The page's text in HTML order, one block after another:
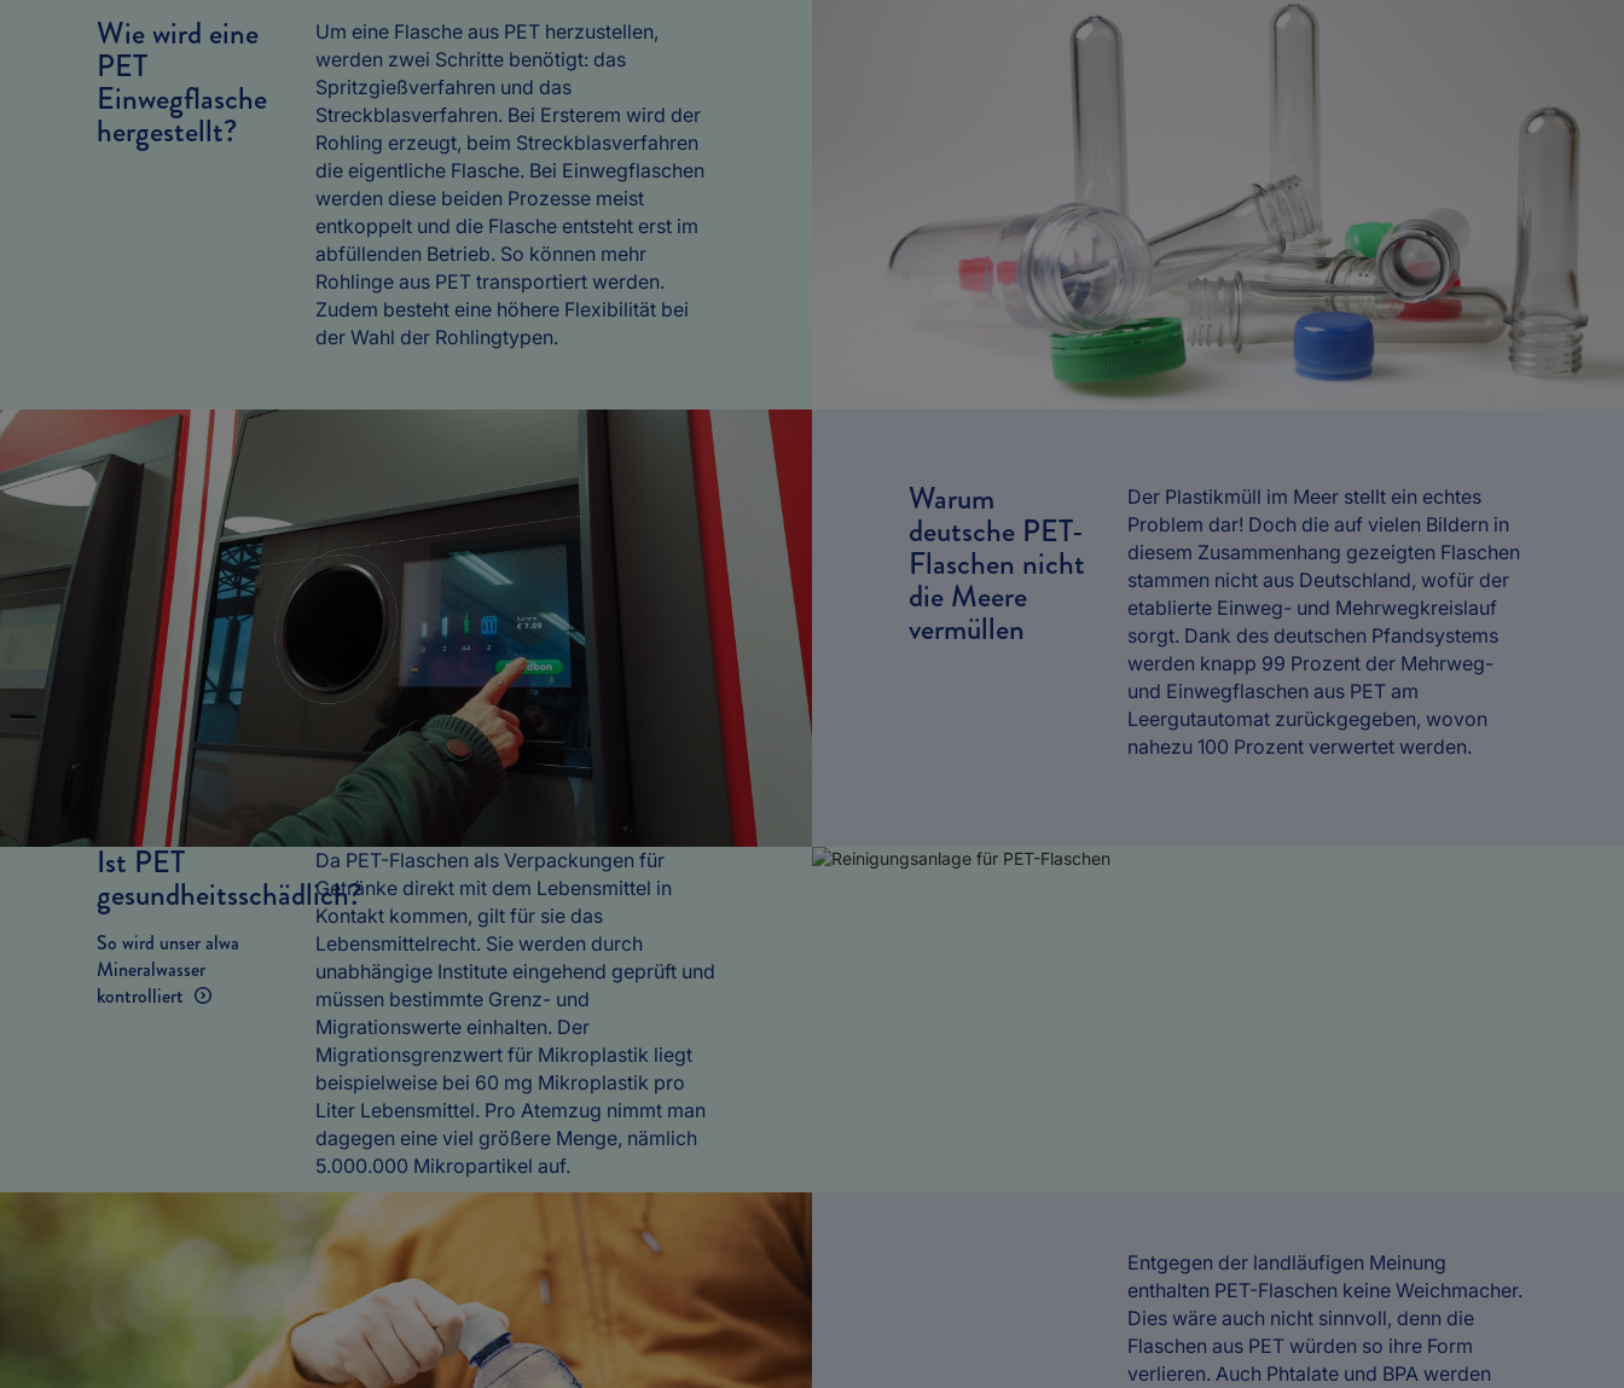
Wie wird eine
PET
Einwegflasche
hergestellt?
Um eine Flasche aus PET herzustellen,
werden zwei Schritte benötigt: das
Spritzgießverfahren und das
Streckblasverfahren. Bei Ersterem wird der
Rohling erzeugt, beim Streckblasverfahren
die eigentliche Flasche. Bei Einwegflaschen
werden diese beiden Prozesse meist
entkoppelt und die Flasche entsteht erst im
abfüllenden Betrieb. So können mehr
Rohlinge aus PET transportiert werden.
Zudem besteht eine höhere Flexibilität bei
der Wahl der Rohlingtypen.
Warum
deutsche PET-
Flaschen nicht
die Meere
vermüllen
Der Plastikmüll im Meer stellt ein echtes
Problem dar! Doch die auf vielen Bildern in
diesem Zusammenhang gezeigten Flaschen
stammen nicht aus Deutschland, wofür der
etablierte Einweg- und Mehrwegkreislauf
sorgt. Dank des deutschen Pfandsystems
werden knapp 99 Prozent der Mehrweg-
und Einwegflaschen aus PET am
Leergutautomat zurückgegeben, wovon
nahezu 100 Prozent verwertet werden.
Ist PET
gesundheitsschädlich?
So wird unser alwa
Mineralwasser
kontrolliert
Da PET-Flaschen als Verpackungen für
Getränke direkt mit dem Lebensmittel in
Kontakt kommen, gilt für sie das
Lebensmittelrecht. Sie werden durch
unabhängige Institute eingehend geprüft und
müssen bestimmte Grenz- und
Migrationswerte einhalten. Der
Migrationsgrenzwert für Mikroplastik liegt
beispielweise bei 60 mg Mikroplastik pro
Liter Lebensmittel. Pro Atemzug nimmt man
dagegen eine viel größere Menge, nämlich
5.000.000 Mikropartikel auf.
Entgegen der landläufigen Meinung
enthalten PET-Flaschen keine Weichmacher.
Dies wäre auch nicht sinnvoll, denn die
Flaschen aus PET würden so ihre Form
verlieren. Auch Phtalate und BPA werden